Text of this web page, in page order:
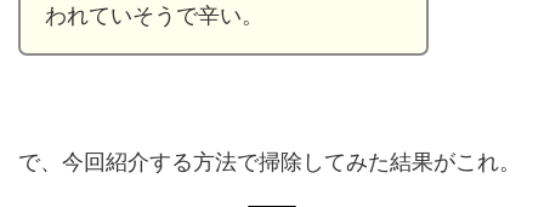
われていそうで辛い。
で、今回紹介する方法で掃除してみた結果がこれ。